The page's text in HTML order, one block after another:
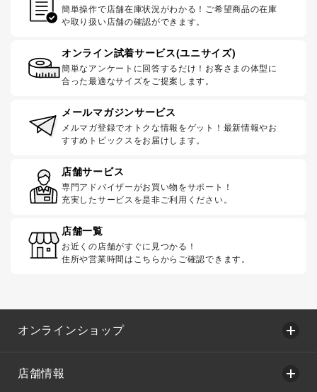
簡単操作で店舗在庫状況がわかる！ご希望商品の在庫
や取り扱い店舗の確認ができます。
オンライン試着サービス(ユニサイズ)
簡単なアンケートに回答するだけ！お客さまの体型に
合った最適なサイズをご提案します。
メールマガジンサービス
メルマガ登録でオトクな情報をゲット！最新情報やお
すすめトピックスをお届けします。
店舗サービス
専門アドバイザーがお買い物をサポート！
充実したサービスを是非ご利用ください。
店舗一覧
お近くの店舗がすぐに見つかる！
住所や営業時間はこちらからご確認できます。
オンラインショップ
店舗情報